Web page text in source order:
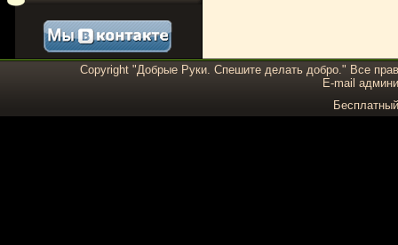
Copyright "Добрые Руки. Спешите делать добро." Все
E-mail